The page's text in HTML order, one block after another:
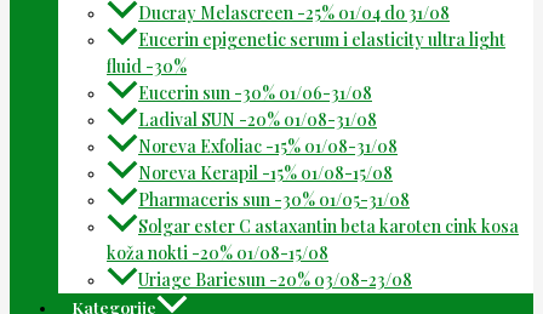
Ducray Melascreen -25% 01/04 do 31/08
Eucerin epigenetic serum i elasticity ultra light
fluid -30%
Eucerin sun -30% 01/06-31/08
Ladival SUN -20% 01/08-31/08
Noreva Exfoliac -15% 01/08-31/08
Noreva Kerapil -15% 01/08-15/08
Pharmaceris sun -30% 01/05-31/08
Solgar ester C astaxantin beta karoten cink kosa
koža nokti -20% 01/08-15/08
Uriage Bariesun -20% 03/08-23/08
Kategorije